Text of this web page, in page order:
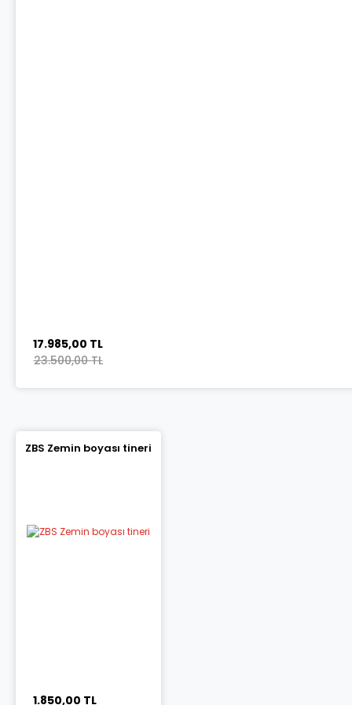
17.985,00 TL
23.500,00 TL
ZBS Zemin boyası tineri
1.850,00 TL